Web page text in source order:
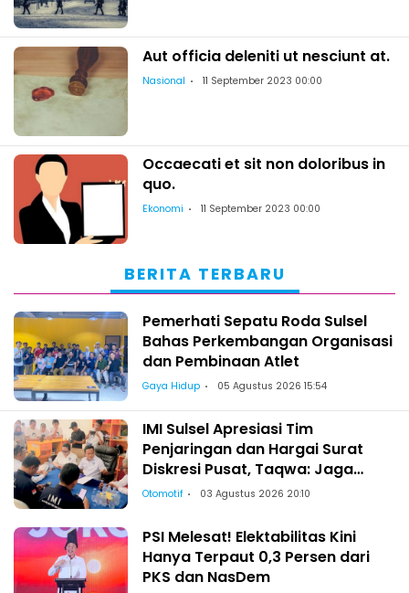
Aut officia deleniti ut nesciunt at.
Nasional 11 September 2023 00:00
Occaecati et sit non doloribus in
quo.
Ekonomi 11 September 2023 00:00
BERITA TERBARU
Pemerhati Sepatu Roda Sulsel
Bahas Perkembangan Organisasi
dan Pembinaan Atlet
Gaya Hidup 05 Agustus 2026 15:54
IMI Sulsel Apresiasi Tim
Penjaringan dan Hargai Surat
Diskresi Pusat, Taqwa: Jaga
Kekeluargaan-Kebersamaan
Otomotif 03 Agustus 2026 20:10
PSI Melesat! Elektabilitas Kini
Hanya Terpaut 0,3 Persen dari
PKS dan NasDem